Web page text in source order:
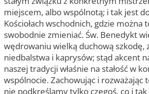
miejscem, albo wspólnotą; i tak jest
Kościołach wschodnich, gdzie można
swobodnie zmieniać. Św. Benedykt
wędrowaniu wielką duchową szkodę,
niedbalstwa i kaprysów; stąd akcent
naszej tradycji właśnie na stałość w
wspólnocie. Zachowując i rozważając
nie podkreślamy tylko czegoś, co i